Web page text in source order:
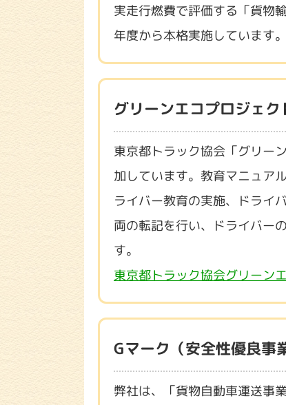
実走行燃費で評価する「貨物
年度から本格実施しています。
グリーンエコプロジェク
東京都トラック協会「グリー
加しています。教育マニュア
ライバー教育の実施、ドライ
両の転記を行い、ドライバー
す。
東京都トラック協会グリーン
Gマーク（安全性優良事
弊社は、「貨物自動車運送事